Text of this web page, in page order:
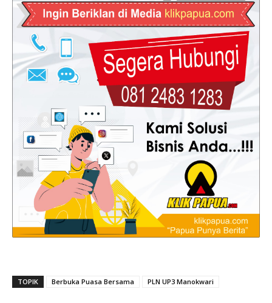
TOPIK Berbuka Puasa Bersama PLN UP3 Manokwari